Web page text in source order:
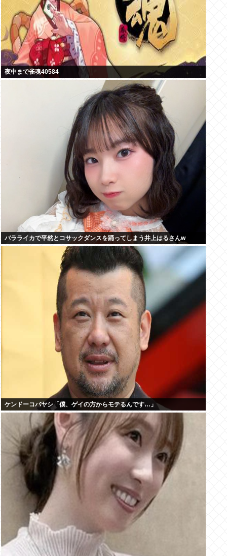
夜中まで雀魂40584
バラライカで平然とコサックダンスを踊ってしまう井上はるさんw
ケンドーコバヤシ「僕、ゲイの方からモテるんです…」